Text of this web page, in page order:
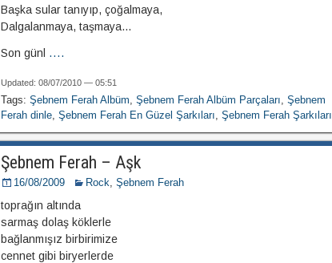
Başka sular tanıyıp, çoğalmaya,
Dalgalanmaya, taşmaya…
Son günl ....
Updated: 08/07/2010 — 05:51
Tags: Şebnem Ferah Albüm, Şebnem Ferah Albüm Parçaları, Şebnem
Ferah dinle, Şebnem Ferah En Güzel Şarkıları, Şebnem Ferah Şarkıları
Şebnem Ferah – Aşk
16/08/2009 Rock, Şebnem Ferah
toprağın altında
sarmaş dolaş köklerle
bağlanmışız birbirimize
cennet gibi biryerlerde